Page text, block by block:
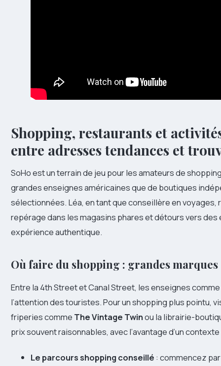
Shopping, restaurants et
entre adresses tendances et
SoHo est un terrain de jeu pour les amateurs de
grandes enseignes américaines que de boutiques
sélectionnées. Léa, en tant que conseillère en voyages,
repérage dans les magasins phares et détours vers
expérience authentique.
Où faire du shopping : grandes
Entre la 4th Street et Canal Street, les enseignes comme
l’attention des touristes. Pour un shopping plus pointu,
friperies comme The Vintage Twinou la librairie-
prix souvent raisonnables, avec l’avantage d’un
Le parcours shopping conseillé : commencez